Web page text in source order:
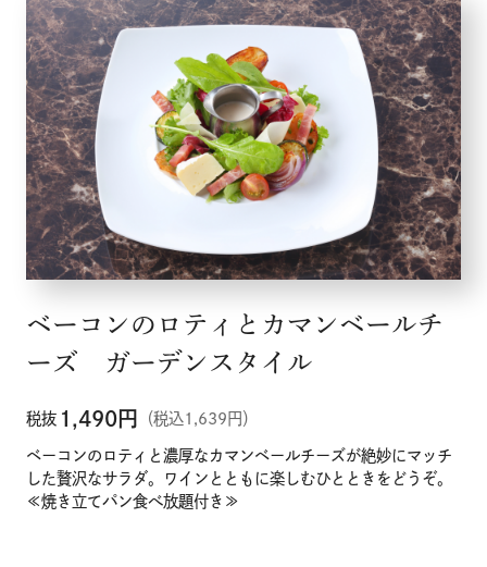
ベーコンのロティとカマンベールチ
ーズ ガーデンスタイル
税抜 1,490円 （税込1,639円）
ベーコンのロティと濃厚なカマンベールチーズが絶妙にマッチ
した贅沢なサラダ。ワインとともに楽しむひとときをどうぞ。
≪焼き立てパン食べ放題付き≫